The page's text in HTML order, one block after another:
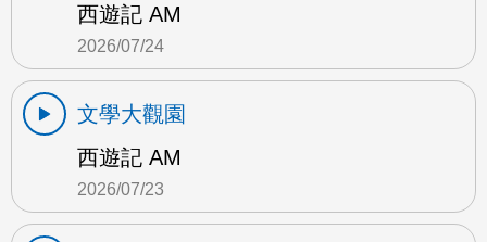
西遊記 AM
2026/07/24
文學大觀園
西遊記 AM
2026/07/23